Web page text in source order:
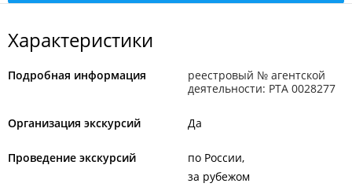
Характеристики
Подробная информация
реестровый № агентской
деятельности: РТА 0028277
Организация экскурсий Да
Проведение экскурсий
по России
за рубежом